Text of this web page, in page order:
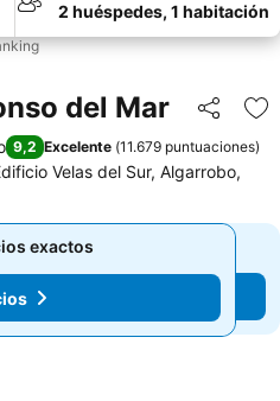
2 huéspedes, 1 habitación
del Mar Compartir
9,2 Excelente (11.679 puntuaciones)
Velas del Sur, Algarrobo,
exactos
exactos